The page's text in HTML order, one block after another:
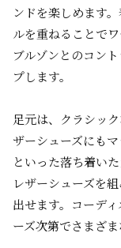
ンドを楽しめます
ルを重ねることで
ブルゾンとのコン
プします。
足元は、クラシッ
ザーシューズにも
といった落ち着い
レザーシューズを
出せます。コーデ
ーズ次第でさまざ